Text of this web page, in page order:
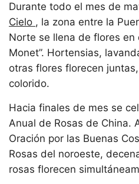
Durante todo el mes de
Cielo , la zona entre la
Norte se llena de flores en
Monet”. Hortensias,
otras flores florecen
colorido.
Hacia finales de mes se
Anual de Rosas de China.
Oración por las Buenas
Rosas del noroeste,
rosas florecen